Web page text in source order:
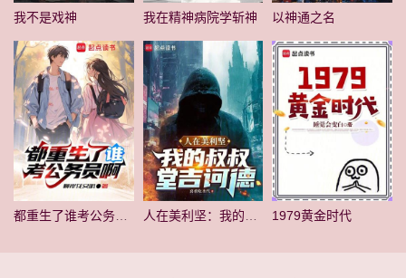
我不是戏神 我在精神病院学斩神 以神通之名
1979黄金时代